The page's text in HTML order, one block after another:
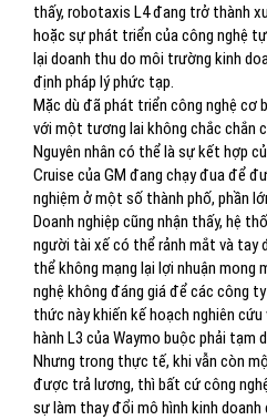
thấy, robotaxis L4 đang trở thành
hoặc sự phát triển của công nghệ
lại doanh thu do môi trường kinh
định pháp lý phức tạp.
Mặc dù đã phát triển công nghệ cơ
với một tương lai không chắc chắn
Nguyên nhân có thể là sự kết hợp
Cruise của GM đang chạy đua để
nghiệm ở một số thành phố, phần
Doanh nghiệp cũng nhận thấy, hệ
người tài xế có thể rảnh mắt và tay
thể không mạng lại lợi nhuận mong
nghệ không đáng giá để các công
thức này khiến kế hoạch nghiên
hành L3 của Waymo buộc phải tạm
Nhưng trong thực tế, khi vẫn còn
được trả lương, thì bất cứ công
sự làm thay đổi mô hình kinh